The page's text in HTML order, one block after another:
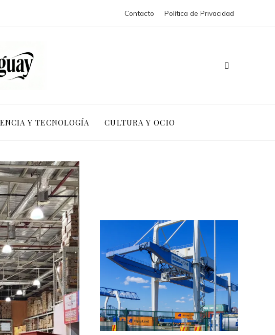
Contacto Política de Privacidad
Y TECNOLOGÍA CULTURA Y OCIO